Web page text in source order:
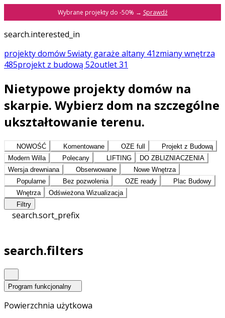
Wybrane projekty do -50% → Sprawdź
search.interested_in
projekty domów5wiaty garaże altany 41zmianywnętrza
485projekt z budową 52outlet31
Nietypowe projekty domów na
skarpie. Wybierz dom na szczególne
ukształtowanie terenu.
NOWOŚĆ Komentowane OZE full
Projekt z Budową
Modern Willa
Polecany LIFTING
DO ZBLIZNIACZENIA
Wersja drewniana
Obserwowane
Nowe Wnętrza
Popularne
Bez pozwolenia OZE ready
Plac Budowy
Wnętrza
Odświeżona Wizualizacja
Filtry
search.sort_prefix
search.filters
Program funkcjonalny
Powierzchnia użytkowa